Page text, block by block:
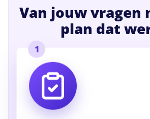
Van jouw vragen
plan dat
1